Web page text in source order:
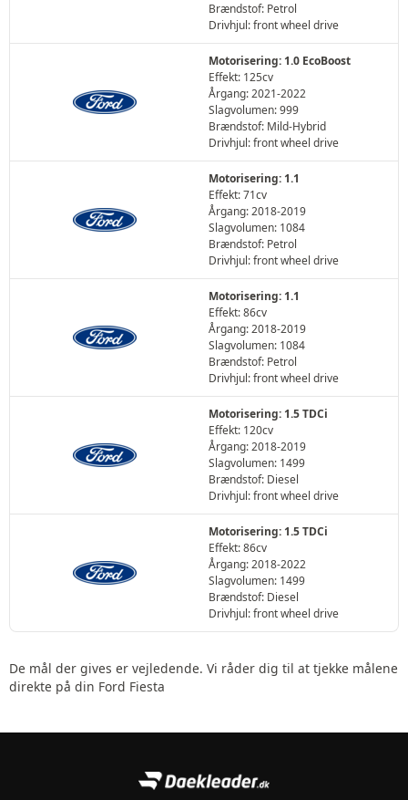
Brændstof: Petrol
Drivhjul: front wheel drive
Motorisering: 1.0 EcoBoost
Effekt: 125cv
Årgang: 2021-2022
Slagvolumen: 999
Brændstof: Mild-Hybrid
Drivhjul: front wheel drive
Motorisering: 1.1
Effekt: 71cv
Årgang: 2018-2019
Slagvolumen: 1084
Brændstof: Petrol
Drivhjul: front wheel drive
Motorisering: 1.1
Effekt: 86cv
Årgang: 2018-2019
Slagvolumen: 1084
Brændstof: Petrol
Drivhjul: front wheel drive
Motorisering: 1.5 TDCi
Effekt: 120cv
Årgang: 2018-2019
Slagvolumen: 1499
Brændstof: Diesel
Drivhjul: front wheel drive
Motorisering: 1.5 TDCi
Effekt: 86cv
Årgang: 2018-2022
Slagvolumen: 1499
Brændstof: Diesel
Drivhjul: front wheel drive
De mål der gives er vejledende. Vi råder dig til at tjekke målene
direkte på din Ford Fiesta